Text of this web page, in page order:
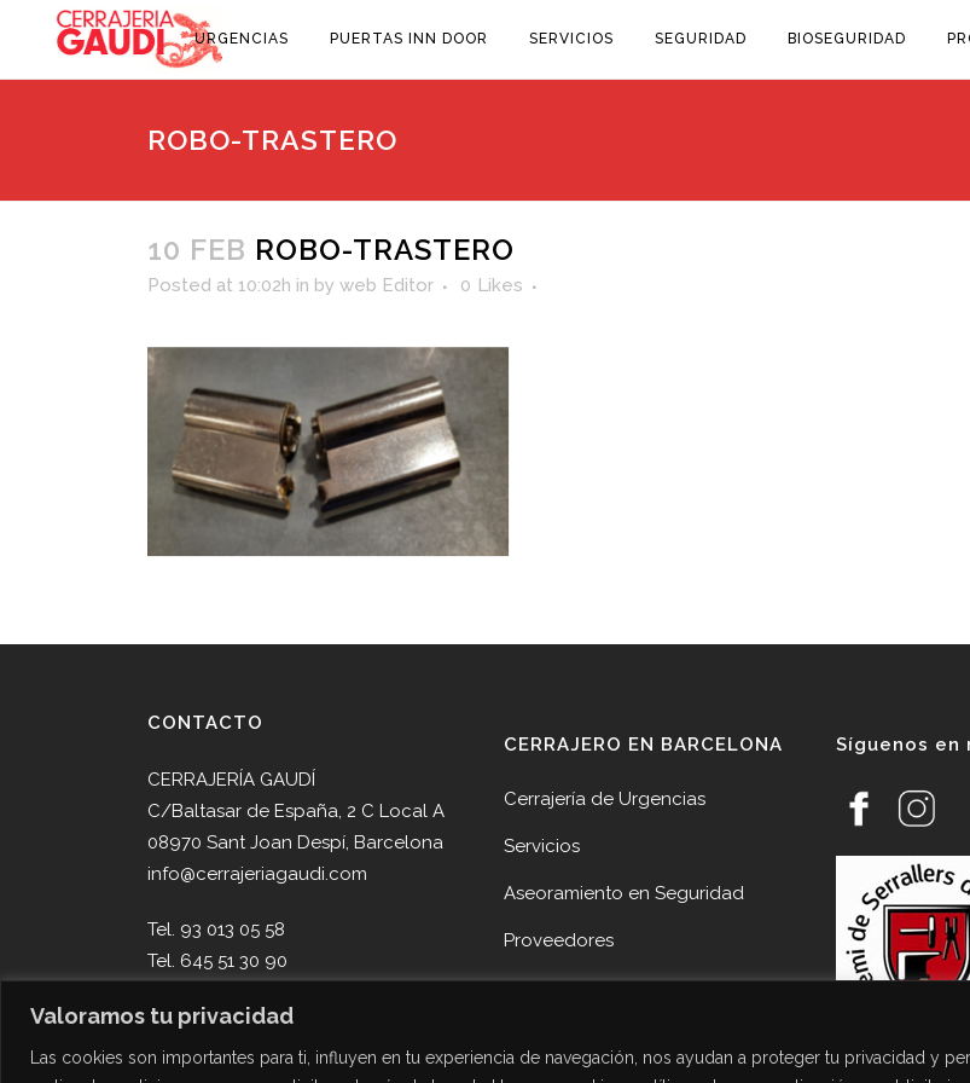
Valoramos tu privacidad
Las cookies son importantes para ti, influyen en tu experiencia de navegación, nos ayudan a proteger tu privacidad y
URGENCIAS PUERTAS INN DOOR SERVICIOS SEGURIDAD BIOSEGURIDAD
ROBO-TRASTERO
10 FEB ROBO-TRASTERO
Posted at 10:02h in by web Editor 0 Likes
CONTACTO
CERRAJERÍA GAUDÍ
C/Baltasar de España, 2 C Local A
08970 Sant Joan Despí, Barcelona
info@cerrajeriagaudi.com
Tel. 93 013 05 58
Tel. 645 51 30 90
CERRAJERO EN BARCELONA
Cerrajería de Urgencias
Servicios
Aseoramiento en Seguridad
Proveedores
Noticias
Despí
Síguenos en